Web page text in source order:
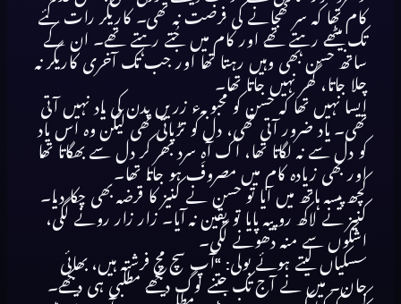
کام تھا کہ سر کھجانے کی فرصت نہ تھی۔ کاریگر رات گئے
تک بیٹھے رہتے تھے اور کام میں جُتے رہتے تھے۔ ان کے
ساتھ حسن بھی وہیں رہتا تھا اور جب تک آخری کاریگر نہ
چلا جاتا، گھر نہیں جاتا تھا۔
ایسا نہیں تھا کہ حسن کو محبوبہء زریں بدن کی یاد نہیں آتی
تھی۔ یاد ضرور آتی تھی، دل کو تڑپاتی تھی لیکن وہ اس یاد
کو دل سے نہ لگاتا تھا، اک آہِ سرد بھر کر دل سے بھگاتا تھا
اور بھی زیادہ کام میں مصروف ہو جاتا تھا۔
کچھ پیسہ ہاتھ میں آیا تو حسن نے کنیز کا قرضہ بھی چکا دیا۔
کنیز نے لاکھ روپیہ پایا تو یقین نہ آیا۔ زار زار رونے لگی،
اشکوں سے منہ دھونے لگی۔
سسکیاں لیتے ہوئے بولی: ‘‘آپ سچ مچ فرشتہ ہیں، بھائی
جان۔ میں نے آج تک جتنے لوگ دیکھے مطلبی ہی دیکھے۔